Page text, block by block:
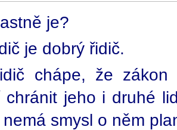
je?
je dobrý řidič.
chápe, že zákon
chránit jeho i druhé
smysl o něm